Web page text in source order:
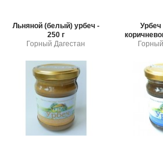
Льняной (белый) урбеч -
250 г
Горный Дагестан
Урбеч